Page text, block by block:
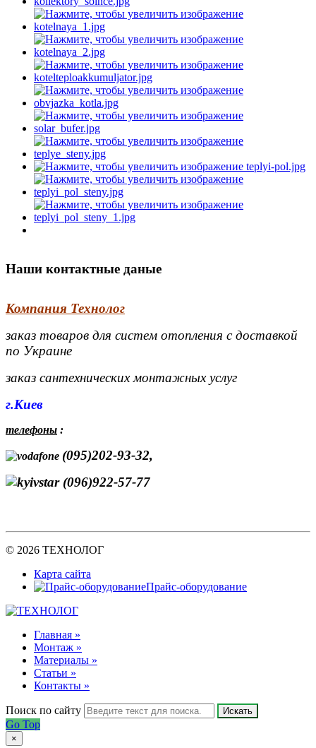
Наши контактные даные
Компания Технолог
заказ товаров для систем отопления с доставкой
по Украине
заказ сантехнических монтажных услуг
г.Киев
телефоны :
(095)202-93-32,
(096)922-57-77
© 2026 ТЕХНОЛОГ
Карта сайта
Прайс-оборудование
Главная »
Монтаж »
Материалы »
Статьи »
Контакты »
Поиск по сайту Искать
Go Top
×